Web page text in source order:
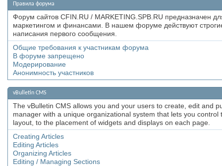
Правила форума
Форум сайтов CFIN.RU / MARKETING.SPB.RU предназначен
маркетингом и финансами. В нашем форуме действуют
написания первого сообщения.
Общие требования к участникам форума
В форуме запрещено
Модерирование
Анонимность участников
vBulletin CMS
The vBulletin CMS allows you and your users to create, edit and
manager with a unique organizational system that lets you
layout, to the placement of widgets and displays on each page.
Creating Articles
Editing Articles
Organizing Articles
Editing / Managing Sections